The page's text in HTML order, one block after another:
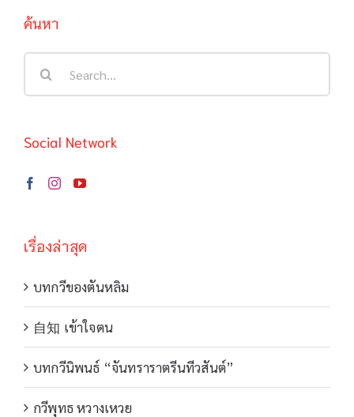
ค้นหา
Social Network
เรื่องล่าสุด
บทกวีของตันหลิม
自知 เข้าใจตน
บทกวีนิพนธ์ “จันทราราตรีนทีวสันต์”
กวีพุทธ หวางเหวย